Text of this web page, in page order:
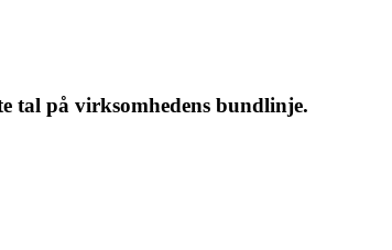
tal på virksomhedens bundlinje.